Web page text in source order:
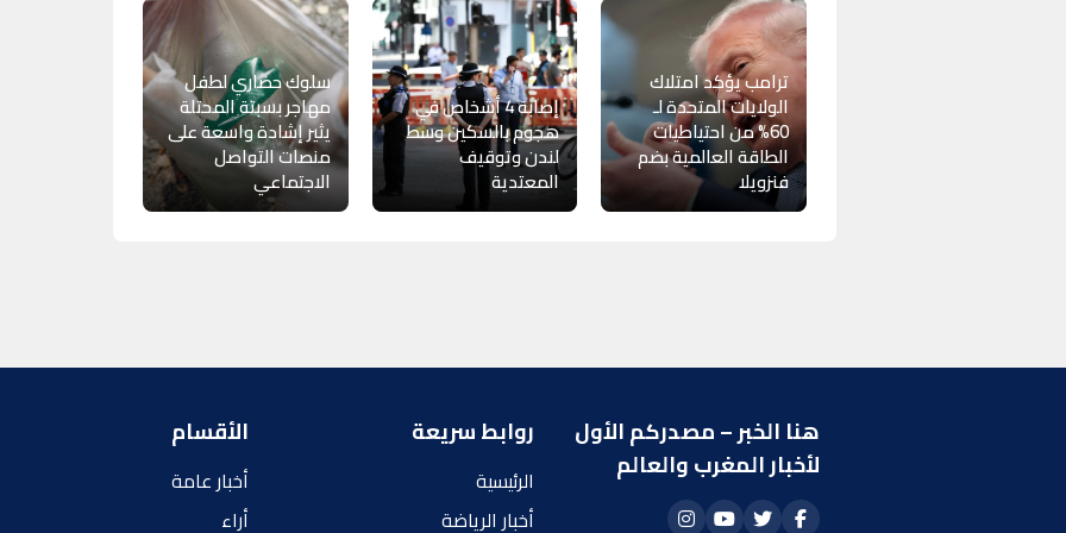
ترامب يؤكد امتلاك
الولايات المتحدة لـ
60% من احتياطيات
الطاقة العالمية بضم
فنزويلا
إصابة 4 أشخاص في
هجوم بالسكين وسط
لندن وتوقيف
المعتدية
سلوك حضاري لطفل
مهاجر بسبتة المحتلة
يثير إشادة واسعة على
منصات التواصل
الاجتماعي
هنا الخبر – مصدركم الأول
لأخبار المغرب والعالم
روابط سريعة
الرئيسية
أخبار الرياضة
الأقسام
أخبار عامة
أراء